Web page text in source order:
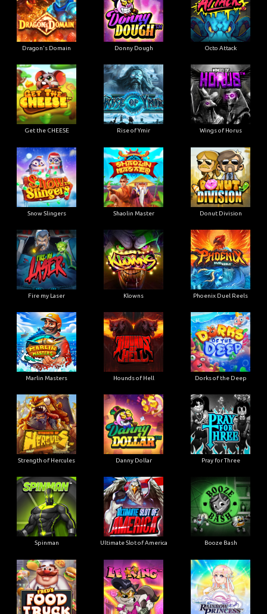
Dragon's Domain Donny Dough Octo Attack
Get the CHEESE Rise of Ymir Wings of Horus
Snow Slingers Shaolin Master Donut Division
Fire my Laser Klowns Phoenix Duel Reels
Marlin Masters Hounds of Hell Dorks of the Deep
Strength of Hercules Danny Dollar Pray for Three
Spinman Ultimate Slot of America Booze Bash